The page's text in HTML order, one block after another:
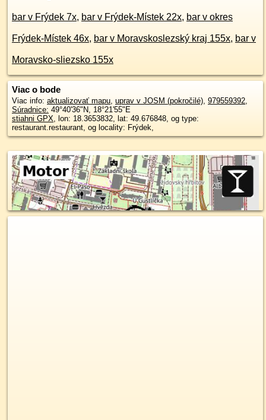
bar v Frýdek 7x, bar v Frýdek-Místek 22x, bar v okres
Frýdek-Místek 46x, bar v Moravskoslezský kraj 155x, bar v
Moravsko-sliezsko 155x
Viac o bode
Viac info: aktualizovať mapu, uprav v JOSM (pokročilé), 979559392,
Súradnice: 49°40'36"N, 18°21'55"E
stiahni GPX, lon: 18.3653832, lat: 49.676848, og type:
restaurant.restaurant, og locality: Frýdek,